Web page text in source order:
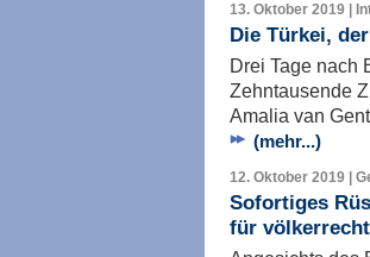
13. Oktober 2019 |
Die Türkei,
Drei Tage nach
Zehntausende
Amalia van
(mehr...)
12. Oktober 2019 |
Sofortiges
für